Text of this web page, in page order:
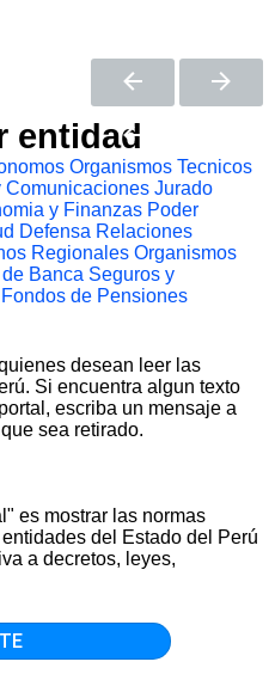
entidad
Organismos Tecnicos
Comunicaciones Jurado
y Finanzas Poder
Defensa Relaciones
Regionales Organismos
Banca Seguros y
de Pensiones
desean leer las
Si encuentra algun texto
escriba un mensaje a
sea retirado.
es mostrar las normas
del Estado del Perú
a decretos, leyes,